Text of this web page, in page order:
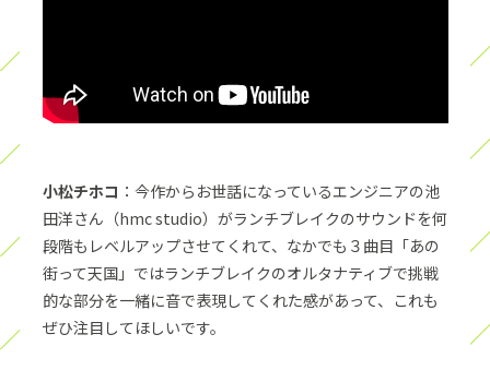
小松チホコ ：今作からお世話になっているエンジニアの池
田洋さん（hmc studio）がランチブレイクのサウンドを何
段階もレベルアップさせてくれて、なかでも３曲目「あの
街って天国」ではランチブレイクのオルタナティブで挑戦
的な部分を一緒に音で表現してくれた感があって、これも
ぜひ注目してほしいです。